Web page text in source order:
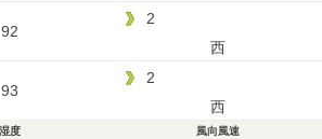
92
2
西
93
2
西
湿度
風向風速